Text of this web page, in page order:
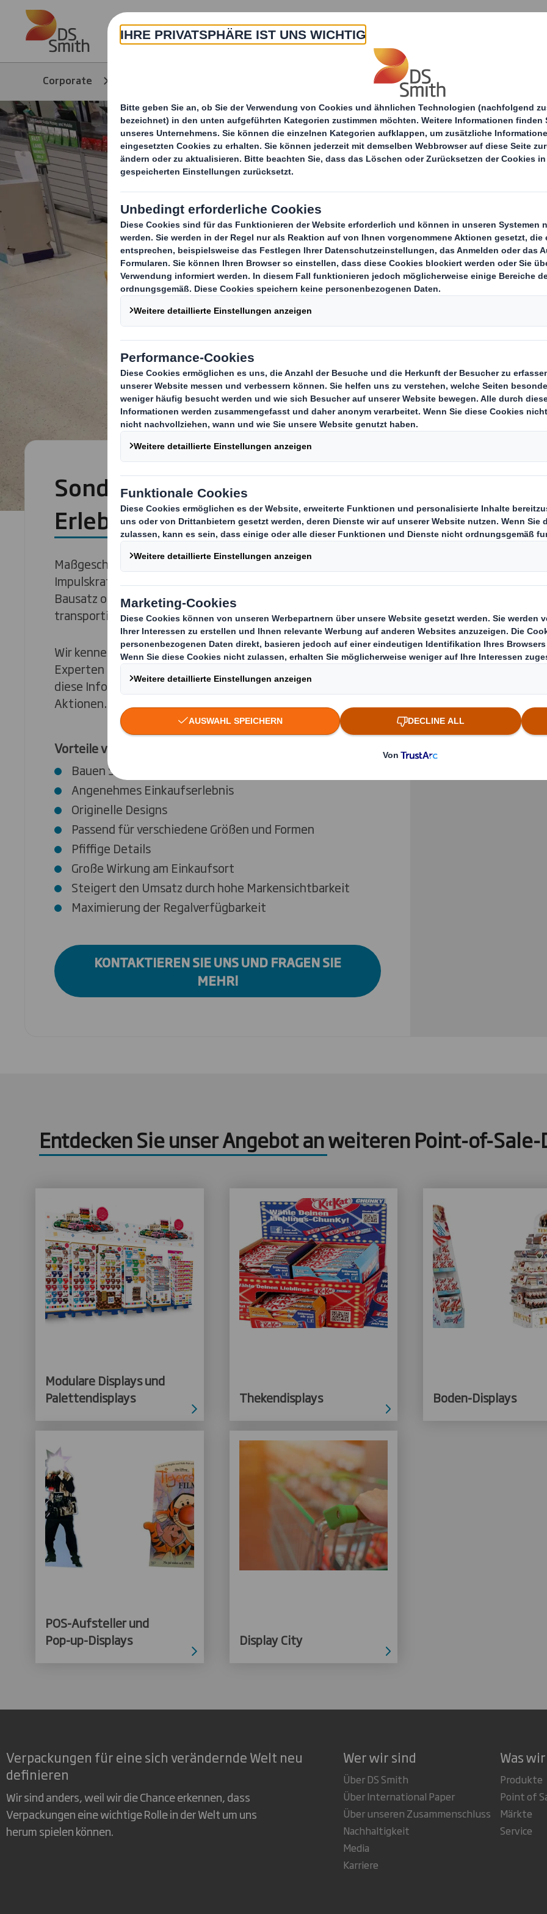
Skip to main content
Über uns
Corporate Point of Sales Display Lösungen
Promotion-
Sonder- und
Erlebnisplatzierungen
Maßgeschneiderte Sonderplatzierungen mit hoher
Impulskraft entwickeln und produzieren wir für Sie als
Bausatz oder fertig montiert. Sie sind leicht zu
transportieren und einfach aufzubauen.
Wir kennen die Anforderungen des Handels, sind eng mit
Experten der Markenhersteller vernetzt und berücksichtigen
diese Informationen bei der Entwicklung Ihrer Promotion-
Aktionen.
Vorteile von lebensgroßen und Erlebnis-Displays:
Bauen Sie Ihren Markenwert auf
Angenehmes Einkaufserlebnis
Originelle Designs
Passend für verschiedene Größen und Formen
Pfiffige Details
Große Wirkung am Einkaufsort
Steigert den Umsatz durch hohe Markensichtbarkeit
Maximierung der Regalverfügbarkeit
KONTAKTIEREN SIE UNS UND FRAGEN SIE
MEHR!
Carousel. Use
Klicken Sie zum
Entdecken Sie unser Angebot an weiteren Point-of-
Modulare Displays und
Palettendisplays
Thekendisplays Boden-Displays
POS-Aufsteller und
Pop-up-Displays
Display City
Verpackungen für eine sich verändernde Welt neu
definieren
Wir sind anders, weil wir die Chance erkennen, dass
Verpackungen eine wichtige Rolle in der Welt um uns
herum spielen können.
Wer wir sind
Über DS Smith
Über International Paper
Über unseren Zusammenschluss
Nachhaltigkeit
Media
Karriere
Was
Produkte
Point of
Märkte
Service